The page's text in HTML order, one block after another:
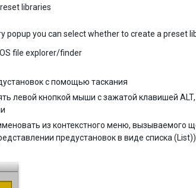
libraries
popup you can select whether to create a
file explorer/finder
с помощью таскания
левой кнопкой мыши с зажатой клавишей
из контекстного меню, вызываемого
предустановок в виде списка (List))